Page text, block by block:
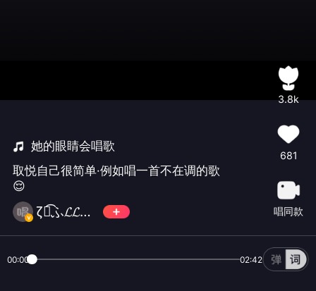
她的眼睛会唱歌
取悦自己很简单·例如唱一首不在调的歌
😌
ζั͡ふ𝓛𝓛暂离❦
3.8k
681
唱同款
00:00 02:42